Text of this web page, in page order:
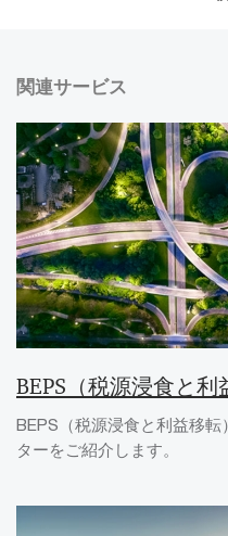
関連サービス
BEPS（税源浸食と利
BEPS（税源浸食と利益移
ターをご紹介します。